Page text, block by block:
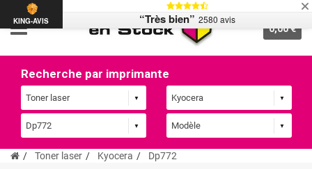
0,00 €
Recherche par imprimante
Toner laser Kyocera Dp772
KING-AVIS “Très bien” 2580 avis